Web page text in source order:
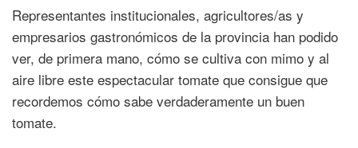
Representantes institucionales, agricultores/as y
empresarios gastronómicos de la provincia han podido
ver, de primera mano, cómo se cultiva con mimo y al
aire libre este espectacular tomate que consigue que
recordemos cómo sabe verdaderamente un buen
tomate.